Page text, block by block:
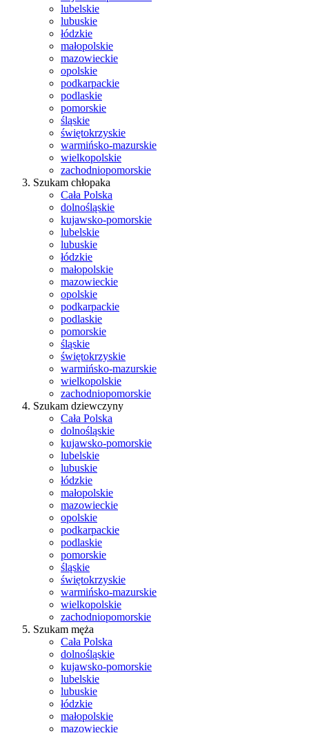
lubelskie
lubuskie
łódzkie
małopolskie
mazowieckie
opolskie
podkarpackie
podlaskie
pomorskie
śląskie
świętokrzyskie
warmińsko-mazurskie
wielkopolskie
zachodniopomorskie
Szukam chłopaka
Cała Polska
dolnośląskie
kujawsko-pomorskie
lubelskie
lubuskie
łódzkie
małopolskie
mazowieckie
opolskie
podkarpackie
podlaskie
pomorskie
śląskie
świętokrzyskie
warmińsko-mazurskie
wielkopolskie
zachodniopomorskie
Szukam dziewczyny
Cała Polska
dolnośląskie
kujawsko-pomorskie
lubelskie
lubuskie
łódzkie
małopolskie
mazowieckie
opolskie
podkarpackie
podlaskie
pomorskie
śląskie
świętokrzyskie
warmińsko-mazurskie
wielkopolskie
zachodniopomorskie
Szukam męża
Cała Polska
dolnośląskie
kujawsko-pomorskie
lubelskie
lubuskie
łódzkie
małopolskie
mazowieckie